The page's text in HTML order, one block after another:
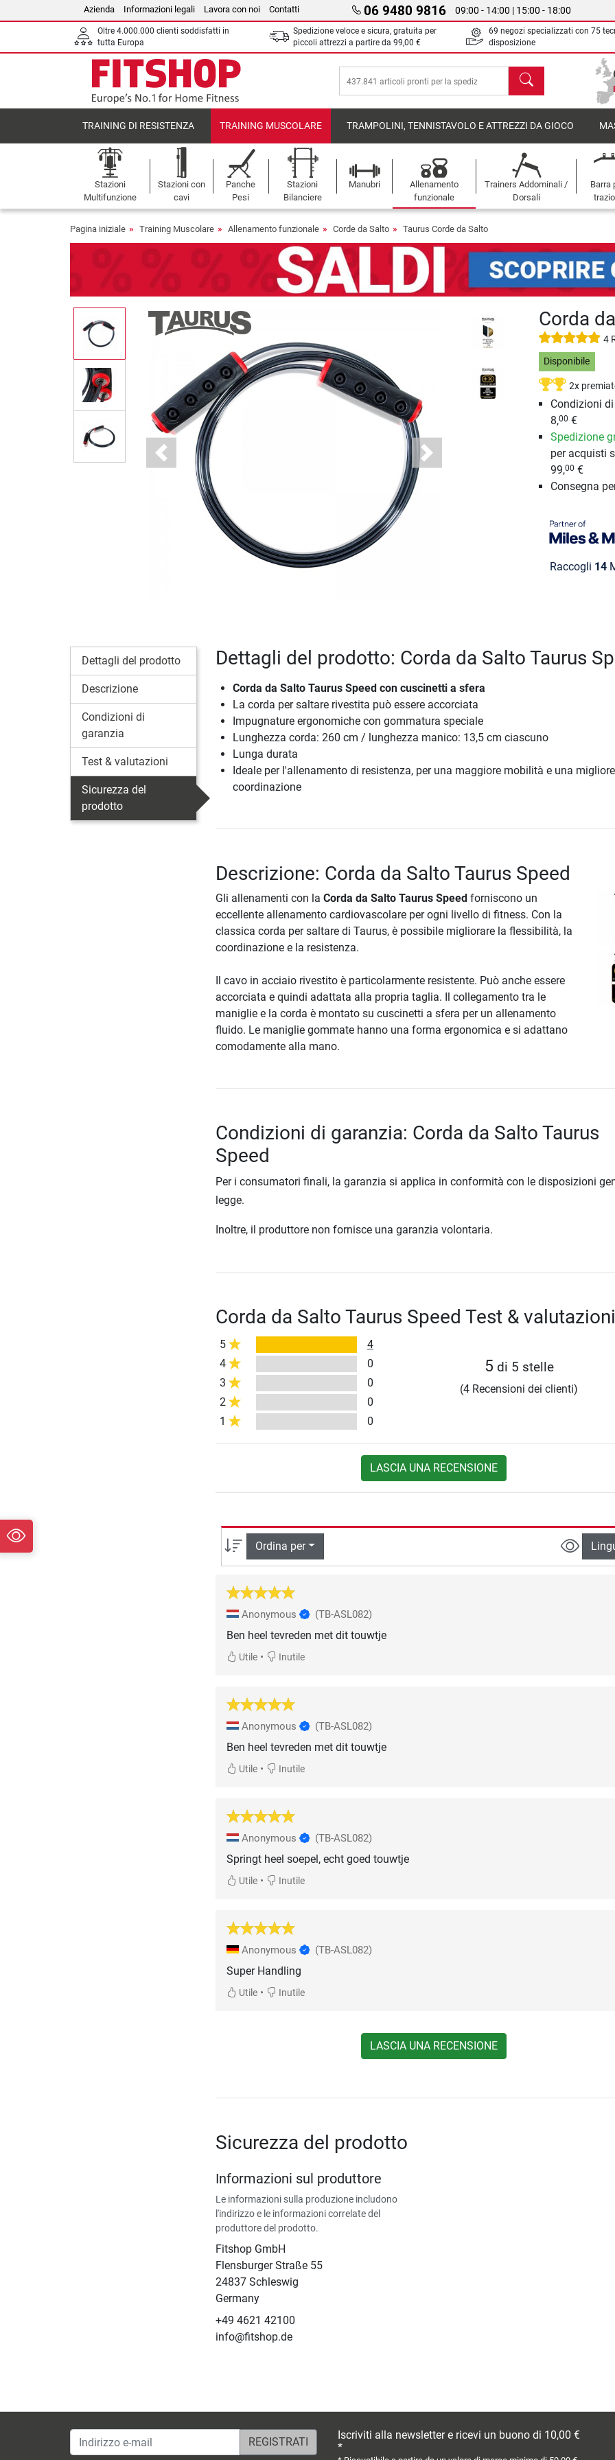
Azienda Informazioni legali Lavora con noi Contatti 06 9480 9816 09:00 - 14:00 | 15:00 - 18:00
Oltre 4.000.000 clienti soddisfatti in
tutta Europa
Spedizione veloce e sicura, gratuita per
piccoli attrezzi a partire da 99,00 €
69 negozi specializzati con 75
disposizione
Cerca
TRAINING DI RESISTENZA TRAINING MUSCOLARE TRAMPOLINI, TENNISTAVOLO E ATTREZZI DA GIOCO
Stazioni
Multifunzione
Stazioni con
cavi
Panche
Pesi
Stazioni
Bilanciere
Manubri
Allenamento
funzionale
Trainers Addominali /
Dorsali
Barra
Pagina iniziale Training Muscolare Allenamento funzionale Corde da Salto Taurus Corde da Salto
Previous Next
Corda
4
Disponibile
2x
Condizioni
8,00 €
Spedizione
per acquisti
99,00 €
Consegna
Raccogli 14
Dettagli del prodotto
Descrizione
Condizioni di
garanzia
Test & valutazioni
Sicurezza del
prodotto
Dettagli del prodotto: Corda da Salto Taurus
Corda da Salto Taurus Speedcon cuscinetti a sfera
La corda per saltare rivestita può essere accorciata
Impugnature ergonomiche con gommatura speciale
Lunghezza corda: 260 cm / lunghezza manico: 13,5 cm ciascuno
Lunga durata
Ideale per l'allenamento di resistenza, per una maggiore mobilità e una migliore
coordinazione
Descrizione: Corda da Salto Taurus Speed
Gli allenamenti con la Corda da Salto Taurus Speedforniscono un
eccellente allenamento cardiovascolare per ogni livello di fitness. Con la
classica corda per saltare di Taurus, è possibile migliorare la flessibilità, la
coordinazione e la resistenza.
Il cavo in acciaio rivestito è particolarmente resistente. Può anche essere
accorciata e quindi adattata alla propria taglia. Il collegamento tra le
maniglie e la corda è montato su cuscinetti a sfera per un allenamento
fluido. Le maniglie gommate hanno una forma ergonomica e si adattano
comodamente alla mano.
Condizioni di garanzia: Corda da Salto Taurus
Speed
Per i consumatori finali, la garanzia si applica in conformità con le disposizioni
legge.
Inoltre, il produttore non fornisce una garanzia volontaria.
Corda da Salto Taurus Speed Test & valutazioni
5
4
4
0
3
0
2
0
1
0
5 di 5 stelle
(4 Recensioni dei clienti)
LASCIA UNA RECENSIONE
Ordina per
Anonymous (TB-ASL082)
Ben heel tevreden met dit touwtje
Utile• Inutile
Anonymous (TB-ASL082)
Ben heel tevreden met dit touwtje
Utile• Inutile
Anonymous (TB-ASL082)
Springt heel soepel, echt goed touwtje
Utile• Inutile
Anonymous (TB-ASL082)
Super Handling
Utile• Inutile
LASCIA UNA RECENSIONE
Sicurezza del prodotto
Informazioni sul produttore
Le informazioni sulla produzione includono
l'indirizzo e le informazioni correlate del
produttore del prodotto.
Fitshop GmbH
Flensburger Straße 55
24837 Schleswig
Germany
+49 4621 42100
info@fitshop.de
Indirizzo e-mail
Iscriviti alla newsletter e ricevi un buono di 10,00 €
*